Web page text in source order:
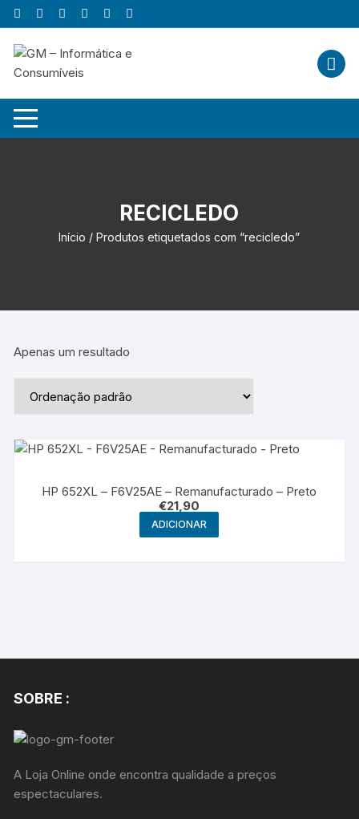
Skip
to
content
RECICLEDO
Início / Produtos etiquetados com “recicledo”
Apenas um resultado
HP 652XL – F6V25AE – Remanufacturado – Preto
€21,90
ADICIONAR
SOBRE :
A Loja Online onde encontra qualidade a preços
espectaculares.